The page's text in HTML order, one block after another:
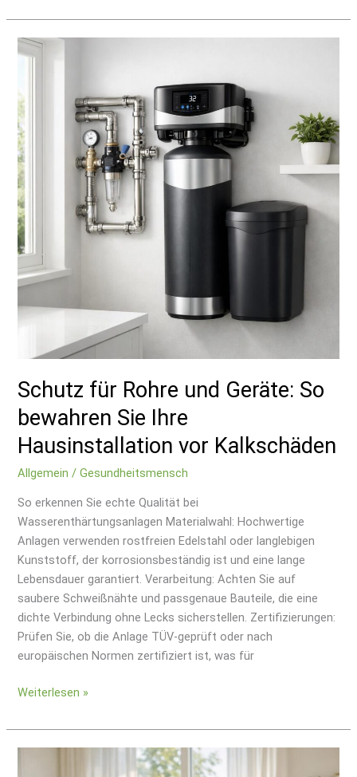
Schutz für Rohre und Geräte: So
bewahren Sie Ihre
Hausinstallation vor Kalkschäden
Allgemein /Gesundheitsmensch
So erkennen Sie echte Qualität bei
Wasserenthärtungsanlagen Materialwahl: Hochwertige
Anlagen verwenden rostfreien Edelstahl oder langlebigen
Kunststoff, der korrosionsbeständig ist und eine lange
Lebensdauer garantiert. Verarbeitung: Achten Sie auf
saubere Schweißnähte und passgenaue Bauteile, die eine
dichte Verbindung ohne Lecks sicherstellen. Zertifizierungen:
Prüfen Sie, ob die Anlage TÜV-geprüft oder nach
europäischen Normen zertifiziert ist, was für
Schutz
und
Geräte:
So
bewahren
Sie
Ihre
Hausinstallation
vor
Kalkschäden
Weiterlesen »